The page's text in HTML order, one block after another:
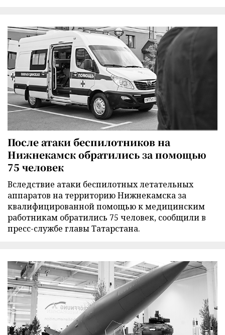
После атаки беспилотников на
Нижнекамск обратились за помощью
75 человек
Вследствие атаки беспилотных летательных
аппаратов на территорию Нижнекамска за
квалифицированной помощью к медицинским
работникам обратились 75 человек, сообщили в
пресс-службе главы Татарстана.